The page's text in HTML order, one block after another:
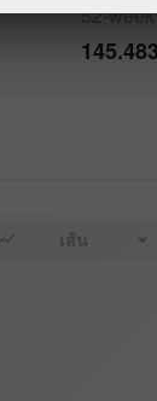
52-
145.483
เส้น